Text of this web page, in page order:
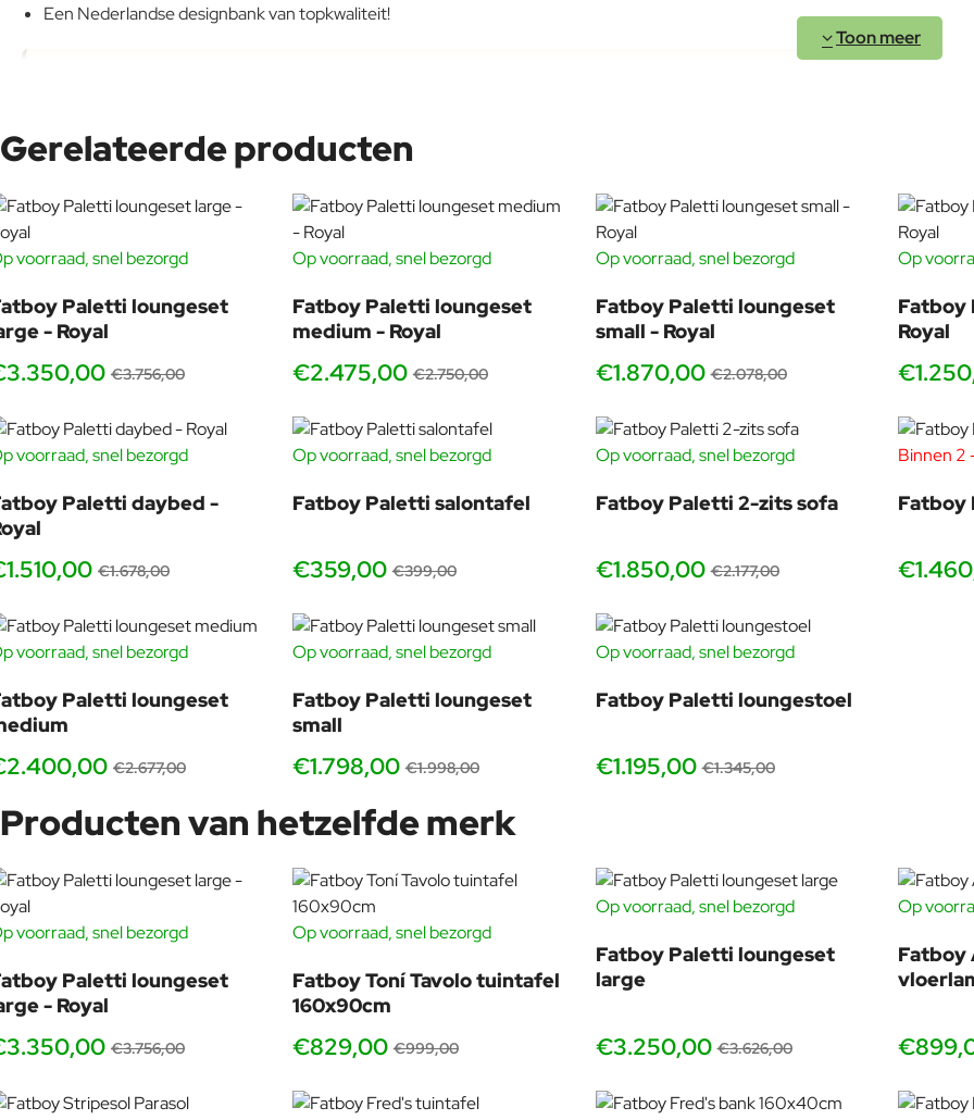
Een Nederlandse designbank van topkwaliteit!
Kom proefzitten in onze showroom! Benieuwd naar de Fatboy Paletti Loungeset Medium Royal? Kom gerust langs in onze
uitproberen. Wij adviseren je graag vrijblijvend over de Paletti en helpen je met het samenstellen van jouw ideale loungeset.
HET ROYALE BANKHANGEN
zitten, zak weg in de kussens, en laat je innerlijke koning(in) van de tuin spreken.
VAN PALEIS TOT PALETTI
Wie zegt dat je een kasteel nodig hebt om royaal te loungen? Met de Paletti Medium Royal heb je je eigen paleisje
ZITPLAATSEN VOOR DE HELE CREW
Of je nu een BBQ organiseert, een filmavond onder de sterren of gewoon een siësta plant: de Paletti Medium
Royal staat altijd klaar. Genoeg plek om iedereen uit te nodigen, of gewoon lekker alleen te liggen, want dat mag
DE BANK DIE JE NOOIT WEGSTUURT
Paletti Medium Royal is als die vriend die nooit zegt “het wordt laat, ga je nog naar huis?” Hij nodigt je alleen maar
uit om langer te blijven zitten.
Pas op
Bij
uw Paletti
te
Gerelateerde producten
GRATIS HOEZEN
voorraad, snel bezorgd
Paletti loungeset
- Royal
€3.756,00
GRATIS HOEZEN
Op voorraad, snel bezorgd
Fatboy Paletti loungeset
medium - Royal
€2.475,00 €2.750,00
GRATIS HOEZEN
Op voorraad, snel bezorgd
Fatboy Paletti loungeset
small - Royal
€1.870,00 €2.078,00
Op
Fatboy
Royal
GRATIS HOEZEN
voorraad, snel bezorgd
Paletti daybed -
€1.678,00
Op voorraad, snel bezorgd
Fatboy Paletti salontafel
€359,00 €399,00
GRATIS HOEZEN
Op voorraad, snel bezorgd
Fatboy Paletti 2-zits sofa
€1.850,00 €2.177,00
Binnen 2
Fatboy
GRATIS HOEZEN
voorraad, snel bezorgd
Paletti loungeset
€2.677,00
GRATIS HOEZEN
Op voorraad, snel bezorgd
Fatboy Paletti loungeset
small
€1.798,00 €1.998,00
Op voorraad, snel bezorgd
Fatboy Paletti loungestoel
€1.195,00 €1.345,00
Producten van hetzelfde merk
GRATIS HOEZEN
voorraad, snel bezorgd
Paletti loungeset
- Royal
€3.756,00
Op voorraad, snel bezorgd
Fatboy Toní Tavolo tuintafel
160x90cm
€829,00 €999,00
GRATIS HOEZEN
Op voorraad, snel bezorgd
Fatboy Paletti loungeset
large
€3.250,00 €3.626,00
Op
Fatboy